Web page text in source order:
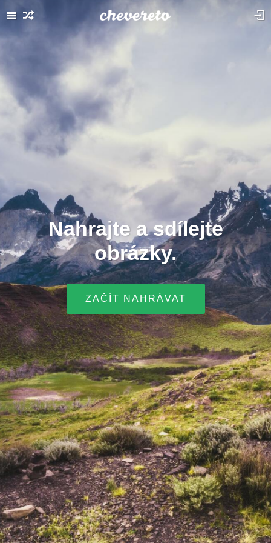
Nahrajte a sdílejte
obrázky.
ZAČÍT NAHRÁVAT